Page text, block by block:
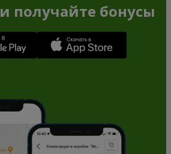
получайте бонусы